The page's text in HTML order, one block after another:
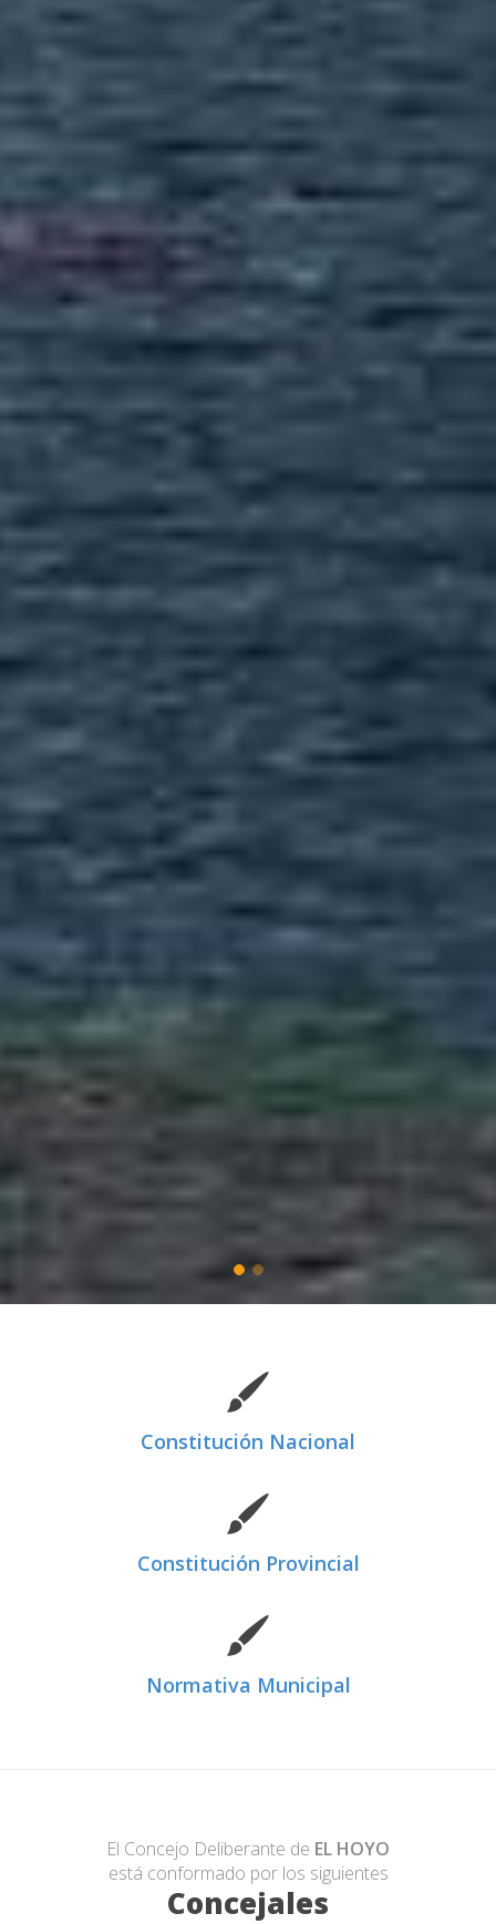
Constitución Nacional
Constitución Provincial
Normativa Municipal
El Concejo Deliberante de EL HOYO
está conformado por los siguientes
Concejales